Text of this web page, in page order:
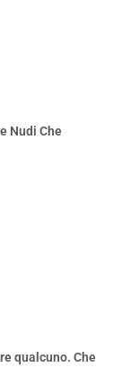
Nudi Che
qualcuno. Che